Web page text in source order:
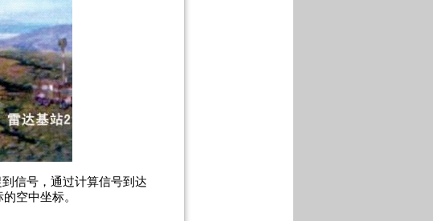
信号，通过计算信号到达
空中坐标。